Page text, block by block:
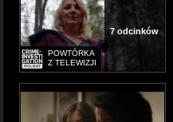
7 odcinków
POWTÓRKA
Z TELEWIZJI